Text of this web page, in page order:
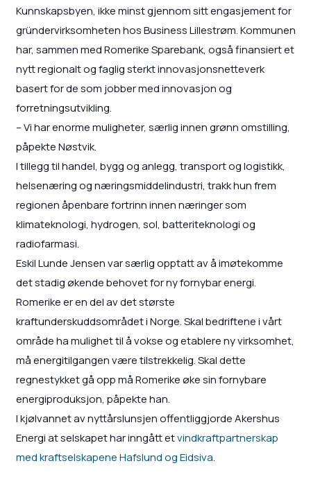
Kunnskapsbyen, ikke minst gjennom sitt engasjement for
gründervirksomheten hos Business Lillestrøm. Kommunen
har, sammen med Romerike Sparebank, også finansiert et
nytt regionalt og faglig sterkt innovasjonsnetteverk
basert for de som jobber med innovasjon og
forretningsutvikling.
– Vi har enorme muligheter, særlig innen grønn omstilling,
påpekte Nøstvik.
I tillegg til handel, bygg og anlegg, transport og logistikk,
helsenæring og næringsmiddelindustri, trakk hun frem
regionen åpenbare fortrinn innen næringer som
klimateknologi, hydrogen, sol, batteriteknologi og
radiofarmasi.
Eskil Lunde Jensen var særlig opptatt av å imøtekomme
det stadig økende behovet for ny fornybar energi.
Romerike er en del av det største
kraftunderskuddsområdet i Norge. Skal bedriftene i vårt
område ha mulighet til å vokse og etablere ny virksomhet,
må energitilgangen være tilstrekkelig. Skal dette
regnestykket gå opp må Romerike øke sin fornybare
energiproduksjon, påpekte han.
I kjølvannet av nyttårslunsjen offentliggjorde Akershus
Energi at selskapet har inngått etvindkraftpartnerskap
med kraftselskapene Hafslund og Eidsiva.